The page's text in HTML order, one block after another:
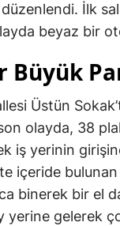
düzenlendi. İlk
beyaz bir
Üstün
olayda, 38
iş yerinin
içeride
binerek bir el
yerine gelerek